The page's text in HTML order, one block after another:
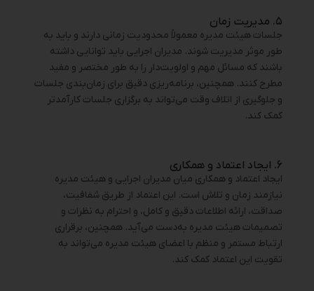
۵. مدیریت زمان
جلسات هیئت مدیره معمولاً محدودیت زمانی دارند و باید به
طور موثر مدیریت شوند. مدیران اجرایی باید توانایی داشته
باشند که مسائل مهم و اولویت‌دار را به طور مختصر و مفید
مطرح کنند. همچنین، برنامه‌ریزی دقیق برای زمان‌بندی جلسات
و جلوگیری از اتلاف وقت می‌تواند به برگزاری جلسات کارآمدتر
کمک کند.
۶. ایجاد اعتماد و همکاری
ایجاد اعتماد و همکاری میان مدیران اجرایی و هیئت مدیره
نیازمند زمان و تلاش است. این اعتماد از طریق شفافیت،
صداقت، ارائه اطلاعات دقیق و کامل، و احترام به نظرات و
تصمیمات هیئت مدیره به‌دست می‌آید. همچنین، برقراری
ارتباط مستمر و منظم با اعضای هیئت مدیره می‌تواند به
تقویت این اعتماد کمک کند.